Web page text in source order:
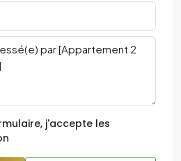
j'accepte les